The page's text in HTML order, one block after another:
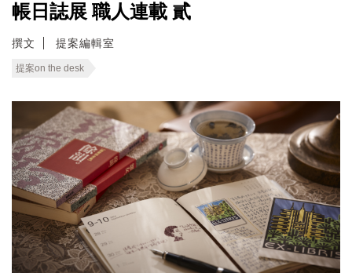
帳日誌展 職人連載 貳
撰文 提案編輯室
提案on the desk